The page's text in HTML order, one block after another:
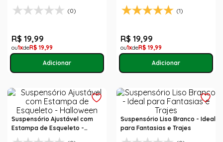
Fantasia
(0)
R$ 19,99
1 R$ 19,99
(1)
R$ 19,99
1 R$ 19,99
Suspensório Ajustável com
Estampa de Esqueleto -
Halloween
Suspensório Liso Branco - Ideal
para Fantasias e Trajes